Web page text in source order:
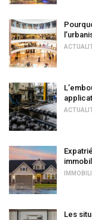
Les